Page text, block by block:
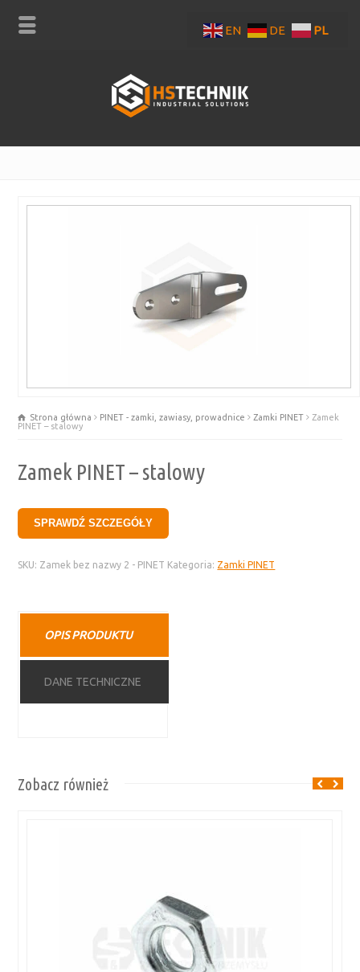
Strona główna PINET - zamki, zawiasy, prowadnice Zamki PINET
Zamek
PINET – stalowy
Zamek PINET – stalowy
SPRAWDŹ SZCZEGÓŁY
SKU: Zamek bez nazwy 2 - PINET Kategoria: Zamki PINET
OPIS PRODUKTU
DANE TECHNICZNE
Zobacz również
EN DE PL